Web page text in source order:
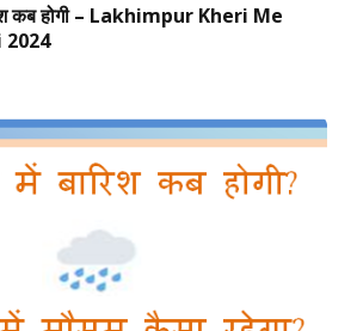
कब होगी – Lakhimpur Kheri Me